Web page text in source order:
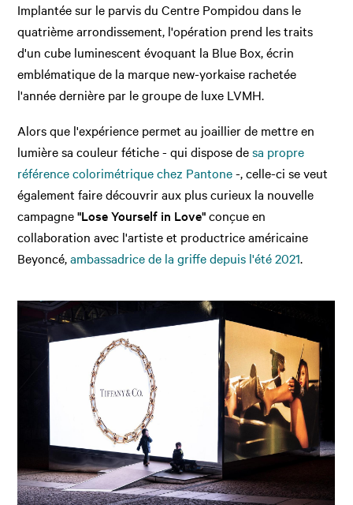
Implantée sur le parvis du Centre Pompidou dans le
quatrième arrondissement, l'opération prend les traits
d'un cube luminescent évoquant la Blue Box, écrin
emblématique de la marque new-yorkaise rachetée
l'année dernière par le groupe de luxe LVMH.
Alors que l'expérience permet au joaillier de mettre en
lumière sa couleur fétiche - qui dispose desa propre
référence colorimétrique chez Pantone-, celle-ci se veut
également faire découvrir aux plus curieux la nouvelle
campagne"Lose Yourself in Love"conçue en
collaboration avec l'artiste et productrice américaine
Beyoncé,ambassadrice de la griffe depuis l'été 2021.